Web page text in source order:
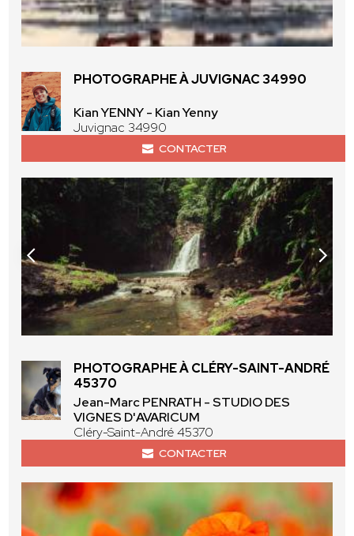
PHOTOGRAPHE À JUVIGNAC 34990
Kian YENNY - Kian Yenny
Juvignac 34990
CONTACTER
PHOTOGRAPHE À CLÉRY-SAINT-ANDRÉ
45370
Jean-Marc PENRATH - STUDIO DES
VIGNES D'AVARICUM
Cléry-Saint-André 45370
CONTACTER